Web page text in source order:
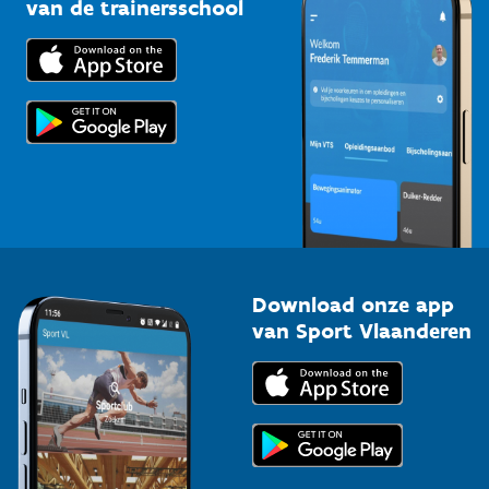
Trainers en begeleiders
Topsporters
Downloads
Voor de pers
van de trainersschool
Download onze app
van Sport Vlaanderen